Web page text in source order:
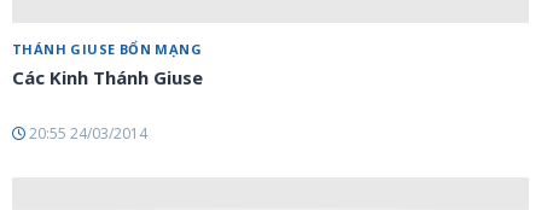
THÁNH GIUSE BỔN MẠNG
Các Kinh Thánh Giuse
20:55 24/03/2014